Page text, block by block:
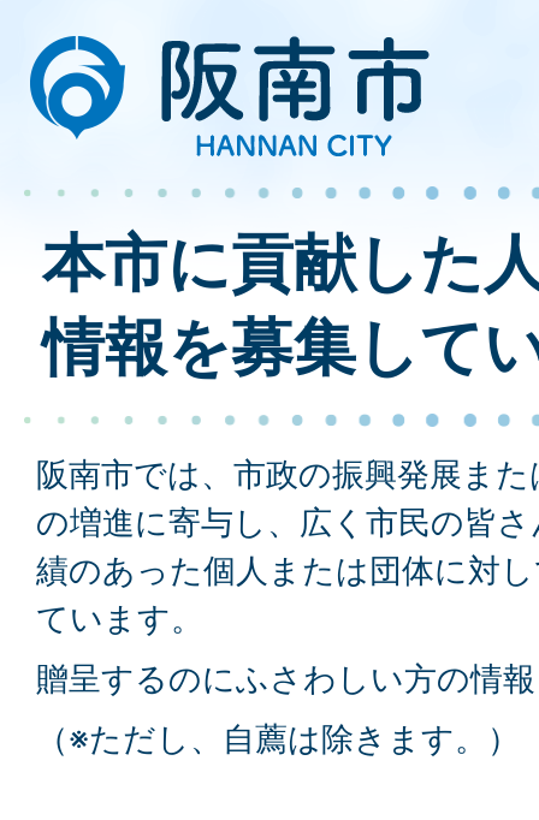
本市に貢献した
情報を募集して
阪南市では、市政の振興発展ま
の増進に寄与し、広く市民の皆
績のあった個人または団体に対
ています。
贈呈するのにふさわしい方の情
（※ただし、自薦は除きます。）